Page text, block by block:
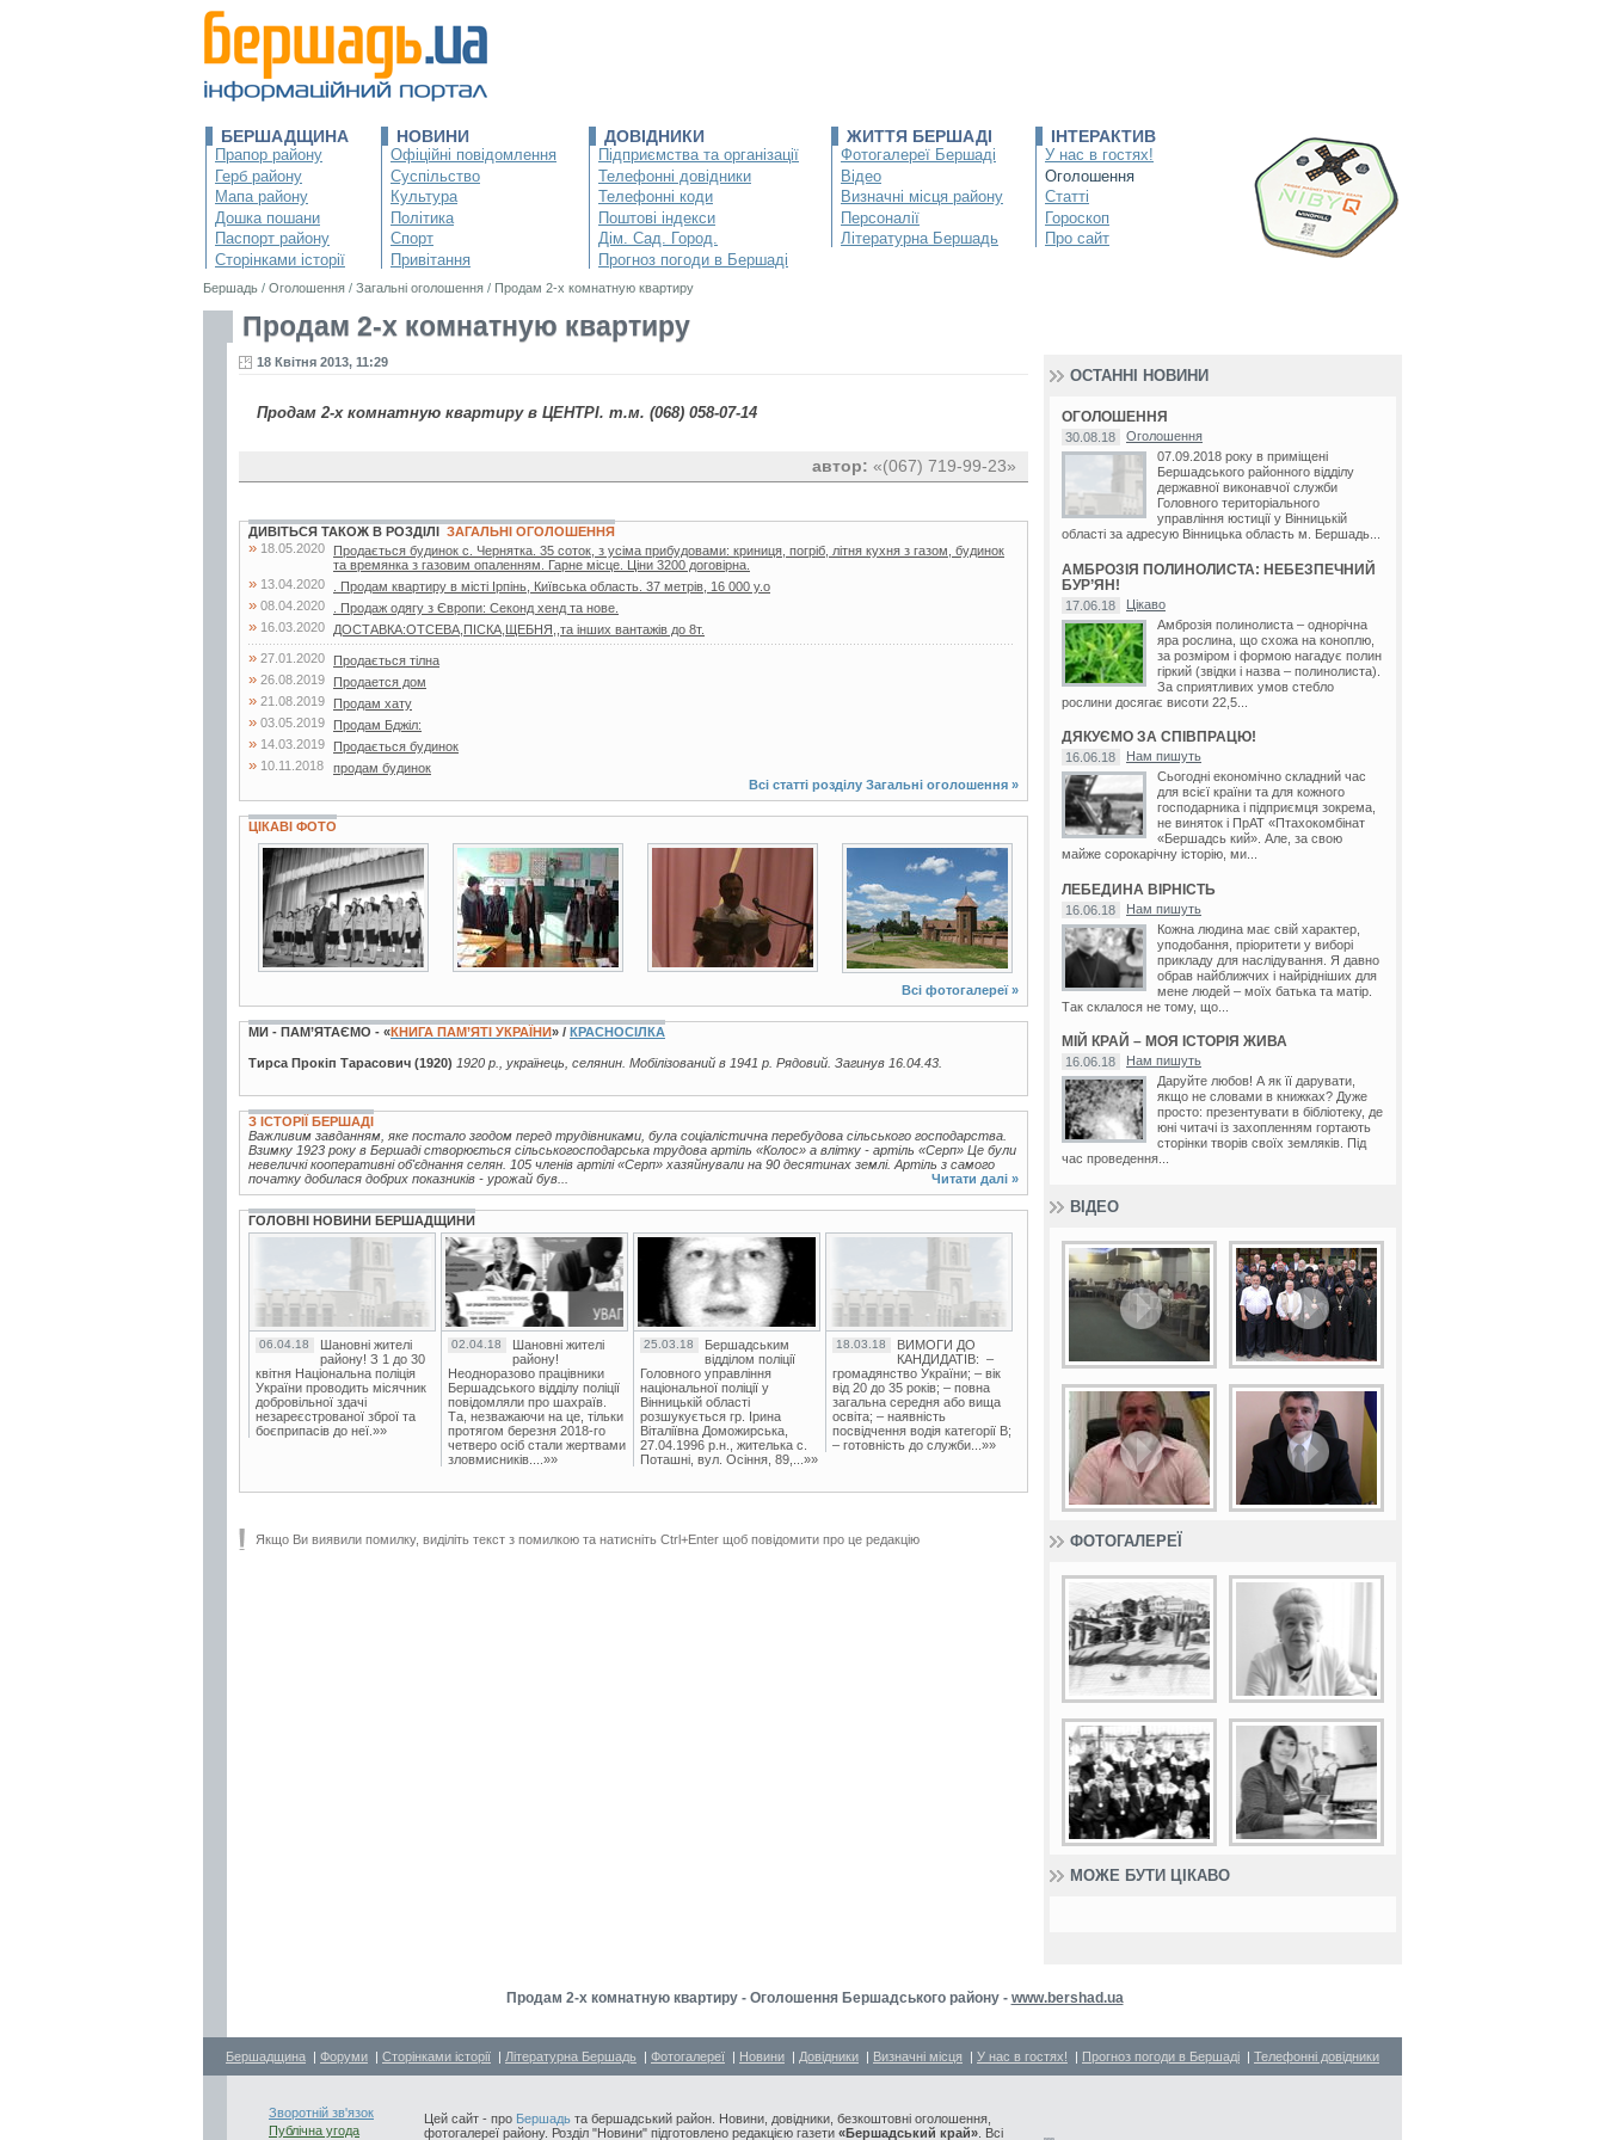
БЕРШАДЩИНА
Прапор району
Герб району
Мапа району
Дошка пошани
Паспорт району
Сторінками історії
НОВИНИ
Офіційні повідомлення
Суспільство
Культура
Політика
Спорт
Привітання
ДОВІДНИКИ
Підприємства та організації
Телефонні довідники
Телефонні коди
Поштові індекси
Дім. Сад. Город.
Прогноз погоди в Бершаді
ЖИТТЯ БЕРШАДІ
Фотогалереї Бершаді
Відео
Визначні місця району
Персоналії
Літературна Бершадь
ІНТЕРАКТИВ
У нас в гостях!
Оголошення
Статті
Гороскоп
Про сайт
Бершадь / Оголошення / Загальні оголошення / Продам 2-х комнатную квартиру
Продам 2-х комнатную квартиру
18 Квітня 2013, 11:29
Продам 2-х комнатную квартиру в ЦЕНТРІ. т.м. (068) 058-07-14
автор: «(067) 719-99-23»
ДИВІТЬСЯ ТАКОЖ В РОЗДІЛІ ЗАГАЛЬНІ ОГОЛОШЕННЯ
» 18.05.2020
Продається будинок с. Чернятка. 35 соток, з усіма прибудовами: криниця, погріб, літня кухня з газом, будинок
та времянка з газовим опаленням. Гарне місце. Ціни 3200 договірна.
» 13.04.2020 . Продам квартиру в місті Ірпінь, Київська область. 37 метрів, 16 000 у.о
» 08.04.2020 . Продаж одягу з Європи: Секонд хенд та нове.
» 16.03.2020 ДОСТАВКА:ОТСЕВА,ПІСКА,ЩЕБНЯ,,та інших вантажів до 8т.
» 27.01.2020 Продається тілна
» 26.08.2019 Продается дом
» 21.08.2019 Продам хату
» 03.05.2019 Продам Бджiл:
» 14.03.2019 Продається будинок
» 10.11.2018
продам будинок
Всі статті розділу Загальні оголошення »
ЦІКАВІ ФОТО
2 фото 3 фото
Всі фотогалереї »
МИ - ПАМ’ЯТАЄМО - «КНИГА ПАМ’ЯТІ УКРАЇНИ» / КРАСНОСІЛКА
Тирса Прокіп Тарасович (1920) 1920 р., українець, селянин. Мобілізований в 1941 р. Рядовий. Загинув 16.04.43.
З ІСТОРІЇ БЕРШАДІ
Важливим завданням, яке постало згодом перед трудівниками, була соціалістична перебудова сільського господарства.
Взимку 1923 року в Бершаді створюється сільськогосподарська трудова артіль «Колос» а влітку - артіль «Серп» Це були
невеличкі кооперативні об'єднання селян. 105 членів артілі «Серп» хазяйнували на 90 десятинах землі. Артіль з самого
початку добилася добрих показників - урожай був...
Читати далі »
ГОЛОВНІ НОВИНИ БЕРШАДЩИНИ
06.04.18
Шановні жителі
району! З 1 до 30
квітня Національна поліція
України проводить місячник
добровільної здачі
незареєстрованої зброї та
боєприпасів до неї.»»
02.04.18
Шановні жителі
району!
Неодноразово працівники
Бершадського відділу поліції
повідомляли про шахраїв.
Та, незважаючи на це, тільки
протягом березня 2018-го
четверо осіб стали жертвами
зловмисників....»»
25.03.18
Бершадським
відділом поліції
Головного управління
національної поліції у
Вінницькій області
розшукується гр. Ірина
Віталіївна Доможирська,
27.04.1996 р.н., жителька с.
Поташні, вул. Осіння, 89,...»»
18.03.18
ВИМОГИ ДО
КАНДИДАТІВ: –
громадянство України; – вік
від 20 до 35 років; – повна
загальна середня або вища
освіта; – наявність
посвідчення водія категорії В;
– готовність до служби...»»
Якщо Ви виявили помилку, виділіть текст з помилкою та натисніть Ctrl+Enter щоб повідомити про це редакцію
ОСТАННІ НОВИНИ
ОГОЛОШЕННЯ
30.08.18
Оголошення
07.09.2018 року в приміщені
Бершадського районного відділу
державної виконавчої служби
Головного територіального
управління юстиції у Вінницькій
області за адресую Вінницька область м. Бершадь...
АМБРОЗІЯ ПОЛИНОЛИСТА: НЕБЕЗПЕЧНИЙ
БУР’ЯН!
17.06.18
Цікаво
Амброзія полинолиста – однорічна
яра рослина, що схожа на коноплю,
за розміром і формою нагадує полин
гіркий (звідки і назва – полинолиста).
За сприятливих умов стебло
рослини досягає висоти 22,5...
ДЯКУЄМО ЗА СПІВПРАЦЮ!
16.06.18
Нам пишуть
Сьогодні економічно складний час
для всієї країни та для кожного
господарника і підприємця зокрема,
не виняток і ПрАТ «Птахокомбінат
«Бершадсь кий». Але, за свою
майже сорокарічну історію, ми...
ЛЕБЕДИНА ВІРНІСТЬ
16.06.18
Нам пишуть
Кожна людина має свій характер,
уподобання, пріоритети у виборі
прикладу для наслідування. Я давно
обрав найближчих і найрідніших для
мене людей – моїх батька та матір.
Так склалося не тому, що...
МІЙ КРАЙ – МОЯ ІСТОРІЯ ЖИВА
16.06.18
Нам пишуть
Даруйте любов! А як її дарувати,
якщо не словами в книжках? Дуже
просто: презентувати в бібліотеку, де
юні читачі із захопленням гортають
сторінки творів своїх земляків. Під
час проведення...
ВІДЕО
ФОТОГАЛЕРЕЇ
МОЖЕ БУТИ ЦІКАВО
Продам 2-х комнатную квартиру - Оголошення Бершадського району - www.bershad.ua
Бершадщина | Форуми | Сторінками історії | Літературна Бершадь | Фотогалереї | Новини | Довідники | Визначні місця | У нас в гостях! | Прогноз погоди в Бершаді | Телефонні довідники
Зворотній зв'язок
Публічна угода
Цей сайт - про Бершадь та бершадський район. Новини, довідники, безкоштовні оголошення,
фотогалереї району. Розділ "Новини" підготовлено редакцією газети «Бершадський край» . Всі